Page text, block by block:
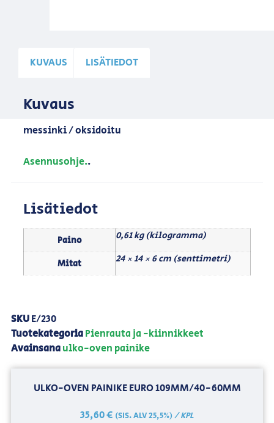
KUVAUS LISÄTIEDOT
Kuvaus
messinki / oksidoitu
Asennusohje..
Lisätiedot
Paino 0,61 kg (kilogramma)
Mitat 24 × 14 × 6 cm (senttimetri)
SKUE/230
TuotekategoriaPienrauta ja -kiinnikkeet
Avainsanaulko-oven painike
ULKO-OVEN PAINIKE EURO 109MM/40-60MM
35,60€ (SIS. ALV 25,5%)/ KPL